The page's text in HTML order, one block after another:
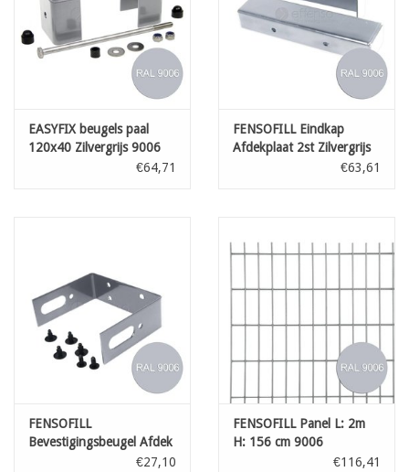
EASYFIX beugels paal
120x40 Zilvergrijs 9006
€64,71
FENSOFILL Eindkap
Afdekplaat 2st Zilvergrijs
€63,61
FENSOFILL
Bevestigingsbeugel Afdek
€27,10
FENSOFILL Panel L: 2m
H: 156 cm 9006
€116,41